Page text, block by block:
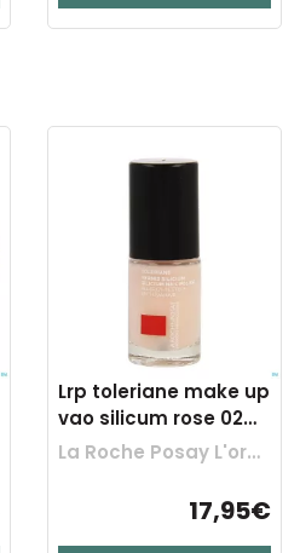
Lrp toleriane make up
vao silicum rose 02
6ml
La Roche Posay L'oreal Belgilux
17,95€